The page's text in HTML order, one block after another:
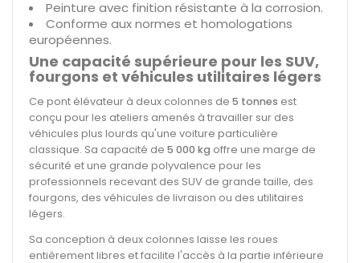
Peinture avec finition résistante à la corrosion.
Conforme aux normes et homologations
européennes.
Une capacité supérieure pour les SUV,
fourgons et véhicules utilitaires légers
Ce pont élévateur à deux colonnes de 5 tonnes est
conçu pour les ateliers amenés à travailler sur des
véhicules plus lourds qu'une voiture particulière
classique. Sa capacité de 5 000 kg offre une marge de
sécurité et une grande polyvalence pour les
professionnels recevant des SUV de grande taille, des
fourgons, des véhicules de livraison ou des utilitaires
légers.
Sa conception à deux colonnes laisse les roues
entièrement libres et facilite l'accès à la partie inférieure